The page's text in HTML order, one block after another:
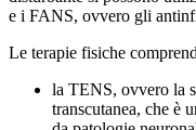
e i FANS, ovvero gli
Le terapie fisiche
la TENS, ovvero la
transcutanea, che è